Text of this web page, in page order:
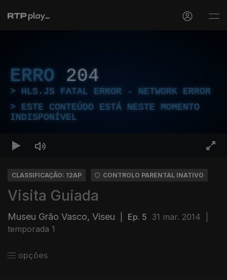
ERRO 204
HLS.JS FATAL ERROR - NETWORK ERROR
ESTE CONTEÚDO ESTÁ NESTE MOMENTO
INDISPONÍVEL
CLASSIFICAÇÃO: 12AP CONTROLO PARENTAL INATIVO
Visita Guiada
Museu Grão Vasco, Viseu Ep. 5 31 mar. 2014
temporada 1
opções